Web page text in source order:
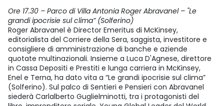
Ore 17.30 – Parco di Villa Antonia Roger Abravanel – "Le
grandi ipocrisie sul clima” (Solferino)
Roger Abravanel è Director Emeritus di McKinsey,
editorialista del Corriere della Sera, saggista, investitore e
consigliere di amministrazione di banche e aziende
quotate multinazionali. Insieme a Luca D'Agnese, direttore
in Cassa Depositi e Prestiti e lunga carriera in McKinsey,
Enel e Terna, ha dato vita a “Le grandi ipocrisie sul clima”
(Solferino). Sul palco di Sentieri e Pensieri con Abravanel
siederà Carlalberto Guglielminotti, tra i protagonisti del